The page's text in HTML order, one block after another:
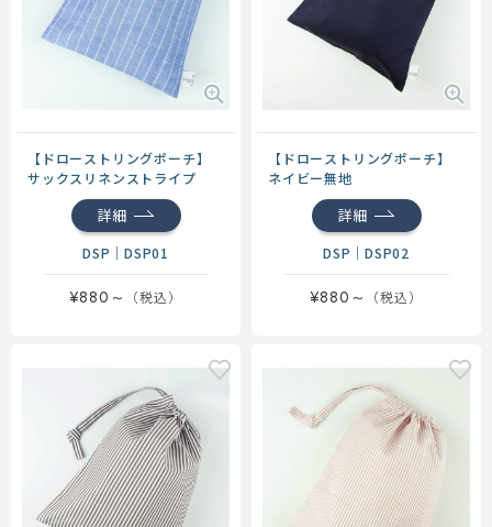
【ドローストリングポーチ】
サックスリネンストライプ
詳細
DSP ｜DSP01
¥880～
【ドローストリングポーチ】
ネイビー無地
詳細
DSP ｜DSP02
¥880～